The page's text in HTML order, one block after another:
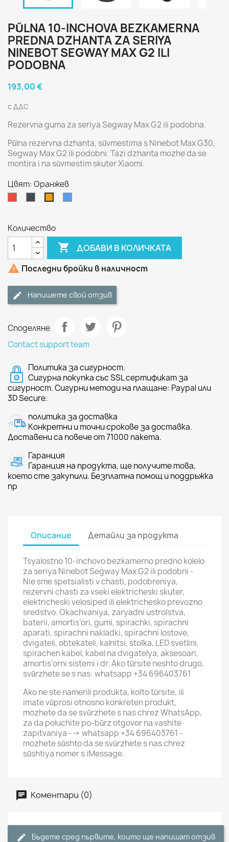
PŬLNA 10-INCHOVA BEZKAMERNA
PREDNA DZHANTA ZA SERIYA
NINEBOT SEGWAY MAX G2 ILI
PODOBNA
193,00 €
с ДДС
Rezervna guma za seriya Segway Max G2 ili podobna.
Pŭlna rezervna dzhanta, sŭvmestima s Ninebot Max G30,
Segway Max G2 ili podobni. Tazi dzhanta mozhe da se
montira i na sŭvmestim skuter Xiaomi.
Цвят: Оранжев
Количество
 ДОБАВИ В КОЛИЧКАТА
 Последни бройки в наличност
Напишете свой отзив
Споделяне
Contact support team
Политика за сигурност.
Сигурна покупка със SSL сертификат за
сигурност. Сигурни методи на плащане: Paypal или
3D Secure.
политика за доставка
Конкретни и точни срокове за доставка.
Доставени са повече от 71000 пакета.
Гаранция
Гаранция на продукта, ще получите това,
което сте закупили. Безплатна помощ и поддръжка
пр
Описание Детайли за продукта
Tsyalostno 10-inchovo bezkamerno predno kolelo
za seriya Ninebot Segway Max G2 ili podobni -
Nie sme spetsialisti v chasti, podobreniya,
rezervni chasti za vseki elektricheski skuter,
elektricheski velosiped ili elektrichesko prevozno
sredstvo. Okachvaniya, zaryadni ustroĭstva,
baterii, amortis’ori, gumi, spirachki, spirachni
aparati, spirachni nakladki, spirachni lostove,
dvigateli, obtekateli, kalnitsi, stoĭka, LED svetlini,
spirachen kabel, kabel na dvigatelya, aksesoari,
amortis’orni sistemi i dr. Ako tŭrsite neshto drugo,
svŭrzhete se s nas: whatsapp +34 696403761
Ako ne ste namerili produkta, koĭto tŭrsite, ili
imate vŭprosi otnosno konkreten produkt,
mozhete da se svŭrzhete s nas chrez WhatsApp,
za da poluchite po-bŭrz otgovor na vashite
zapitvaniya --> whatsapp +34 696403761 -
mozhete sŭshto da se svŭrzhete s nas chrez
sŭshtiya nomer s iMessage.
Коментари (0)
Бъдете сред първите, които ще напишат отзив